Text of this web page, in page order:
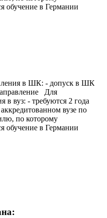
обучение в Германии
в ШК: - допуск в ШК
Для
в вуз: - требуются 2 года
вузе по
по которому
обучение в Германии